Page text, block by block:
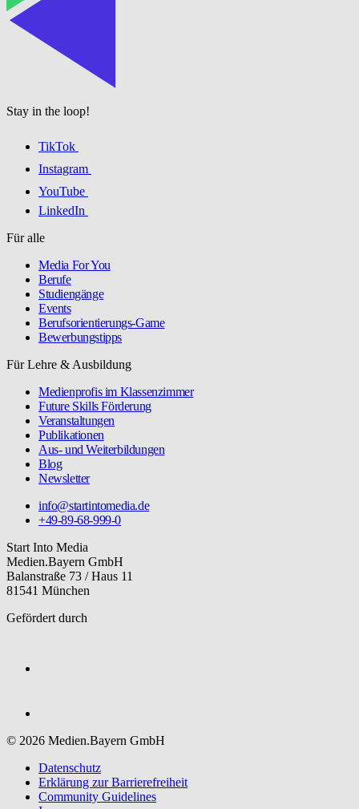
Stay in the loop!
TikTok
Instagram
YouTube
LinkedIn
Für alle
Media For You
Berufe
Studiengänge
Events
Berufsorientierungs-Game
Bewerbungstipps
Für Lehre & Ausbildung
Medienprofis im Klassenzimmer
Future Skills Förderung
Veranstaltungen
Publikationen
Aus- und Weiterbildungen
Blog
Newsletter
info@startintomedia.de
+49-89-68-999-0
Start Into Media
Medien.Bayern GmbH
Balanstraße 73 / Haus 11
81541 München
Gefördert durch
© 2026 Medien.Bayern GmbH
Datenschutz
Erklärung zur Barriere­freiheit
Community Guidelines